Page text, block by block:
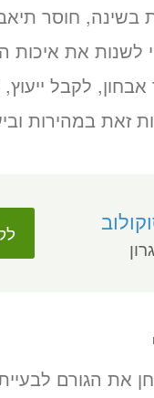
חוסר
לשנות את איכות
אבחון, לקבל
זאת במהירות
את הגורם